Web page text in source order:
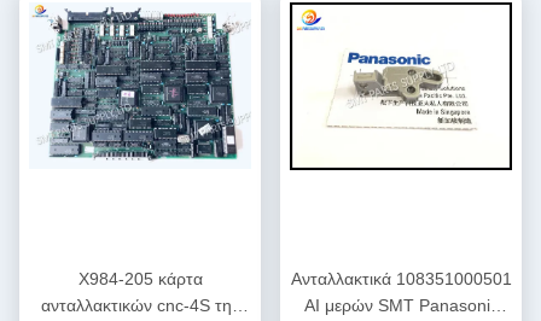
X984-205 κάρτα
ανταλλακτικών cnc-4S της
Ανταλλακτικά 108351000501
AI μερών SMT Panasonic